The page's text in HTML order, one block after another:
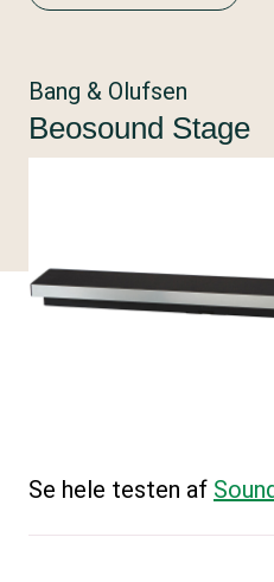
Bang & Olufsen
Beosound Stage
Se hele testen af